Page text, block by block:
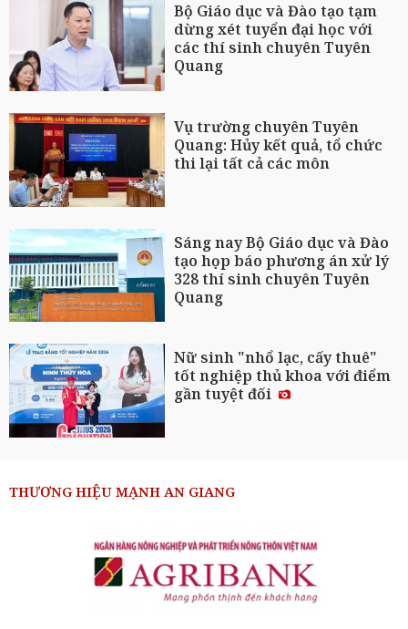
Bộ Giáo dục và Đào tạo tạm
dừng xét tuyển đại học với
các thí sinh chuyên Tuyên
Quang
Vụ trường chuyên Tuyên
Quang: Hủy kết quả, tổ chức
thi lại tất cả các môn
Sáng nay Bộ Giáo dục và Đào
tạo họp báo phương án xử lý
328 thí sinh chuyên Tuyên
Quang
Nữ sinh "nhổ lạc, cấy thuê"
tốt nghiệp thủ khoa với điểm
gần tuyệt đối
THƯƠNG HIỆU MẠNH AN GIANG